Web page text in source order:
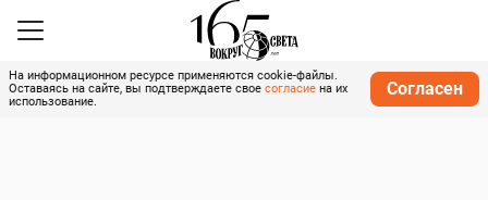
На информационном ресурсе применяются cookie-файлы.
Оставаясь на сайте, вы подтверждаете свое согласие на их
использование.
Согласен